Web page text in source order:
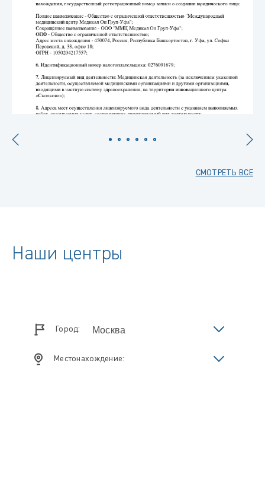
СМОТРЕТЬ ВСЕ
Наши центры
Город:
Местонахождение: